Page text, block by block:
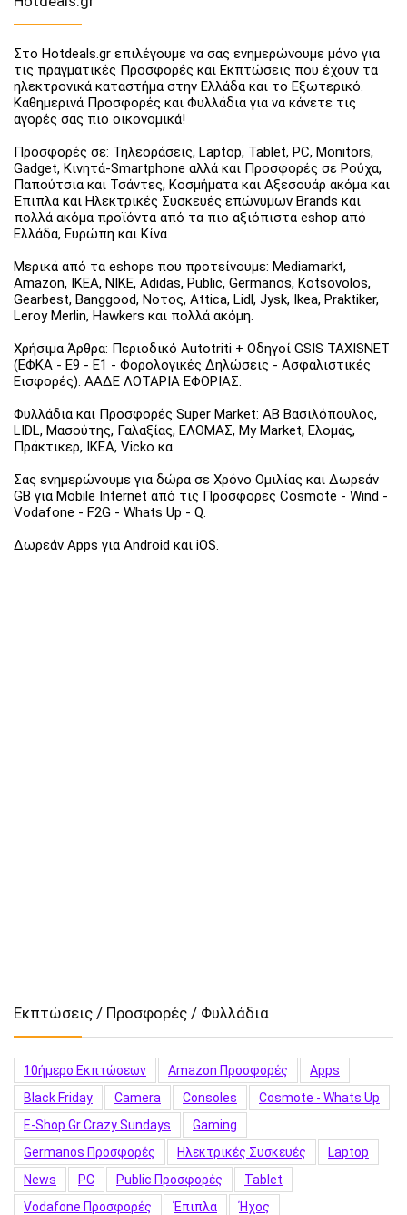
Στο Hotdeals.gr επιλέγουμε να σας ενημερώνουμε μόνο για
τις πραγματικές Προσφορές και Εκπτώσεις που έχουν τα
ηλεκτρονικά καταστήμα στην Ελλάδα και το Εξωτερικό.
Καθημερινά Προσφορές και Φυλλάδια για να κάνετε τις
αγορές σας πιο οικονομικά!
Προσφορές σε: Τηλεοράσεις, Laptop, Tablet, PC, Monitors,
Gadget, Κινητά-Smartphone αλλά και Προσφορές σε Ρούχα,
Παπούτσια και Τσάντες, Κοσμήματα και Αξεσουάρ ακόμα και
Έπιπλα και Ηλεκτρικές Συσκευές επώνυμων Brands και
πολλά ακόμα προϊόντα από τα πιο αξιόπιστα eshop από
Ελλάδα, Ευρώπη και Κίνα.
Μερικά από τα eshops που προτείνουμε: Mediamarkt,
Amazon, IKEA, NIKE, Adidas, Public, Germanos, Kotsovolos,
Gearbest, Banggood, Νοτος, Attica, Lidl, Jysk, Ikea, Praktiker,
Leroy Merlin, Hawkers και πολλά ακόμη.
Χρήσιμα Άρθρα: Περιοδικό Autotriti + Οδηγοί GSIS TAXISNET
(ΕΦΚΑ - Ε9 - Ε1 - Φορολογικές Δηλώσεις - Ασφαλιστικές
Εισφορές). ΑΑΔΕ ΛΟΤΑΡΙΑ ΕΦΟΡΙΑΣ.
Φυλλάδια και Προσφορές Super Market: ΑΒ Βασιλόπουλος,
LIDL, Μασούτης, Γαλαξίας, ΕΛΟΜΑΣ, My Market, Ελομάς,
Πράκτικερ, ΙΚΕΑ, Vicko κα.
Σας ενημερώνουμε για δώρα σε Χρόνο Ομιλίας και Δωρεάν
GB για Mobile Internet από τις Προσφορες Cosmote - Wind -
Vodafone - F2G - Whats Up - Q.
Δωρεάν Apps για Android και iOS.
Εκπτώσεις / Προσφορές / Φυλλάδια
10ήμερο Εκπτώσεων Amazon Προσφορές
Apps
Black Friday
Camera Consoles
Cosmote - Whats Up
E-Shop.gr Crazy Sundays
Gaming
Germanos Προσφορές
Hλεκτρικές Συσκευές
Laptop
News
PC Public Προσφορές
Tablet
Vodafone Προσφορές
Έπιπλα
Ήχος